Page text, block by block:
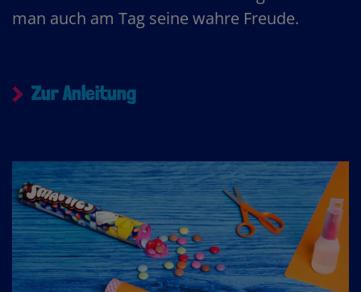
man auch am Tag seine wahre Freude.
Zur Anleitung